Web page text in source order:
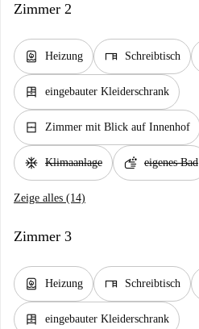
Zimmer 2
water_heater Heizung desk Schreibtisch
dresser eingebauter Kleiderschrank
window_closed Zimmer mit Blick auf Innenhof
ac_unit Klimaanlage soap eigenes Bad
Zeige alles (14)
Zimmer 3
water_heater Heizung desk Schreibtisch
dresser eingebauter Kleiderschrank